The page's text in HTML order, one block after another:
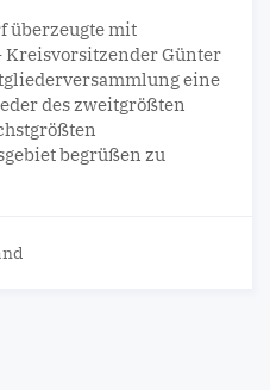
überzeugte mit
Kreisvorsitzender Günter
eine
des zweitgrößten
begrüßen zu